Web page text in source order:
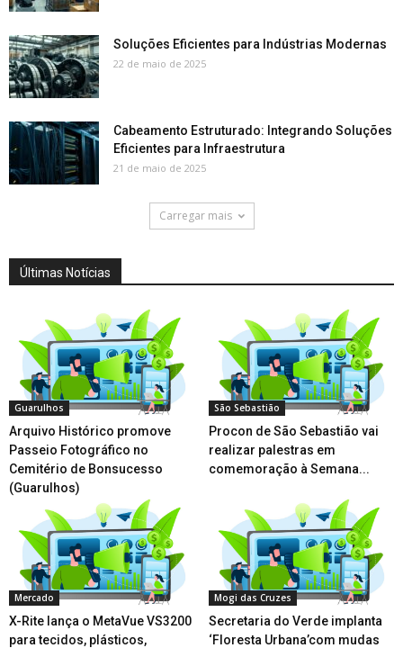
Soluções Eficientes para Indústrias Modernas
22 de maio de 2025
Cabeamento Estruturado: Integrando Soluções
Eficientes para Infraestrutura
21 de maio de 2025
Carregar mais
Últimas Notícias
Guarulhos
Arquivo Histórico promove
Passeio Fotográfico no
Cemitério de Bonsucesso
(Guarulhos)
São Sebastião
Procon de São Sebastião vai
realizar palestras em
comemoração à Semana...
Mercado
X-Rite lança o MetaVue VS3200
para tecidos, plásticos,
Mogi das Cruzes
Secretaria do Verde implanta
‘Floresta Urbana’com mudas